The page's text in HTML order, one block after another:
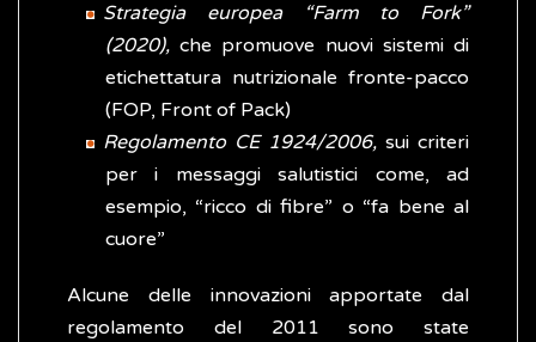
Strategia europea “Farm to Fork”
(2020),che promuove nuovi sistemi di
etichettatura nutrizionale fronte-pacco
(FOP, Front of Pack)
Regolamento CE 1924/2006, sui criteri
per i messaggi salutistici come, ad
esempio, “ricco di fibre” o “fa bene al
cuore”
Alcune delle innovazioni apportate dal
regolamento del 2011 sono state